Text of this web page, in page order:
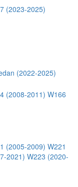
(2023-2025)
(2022-2025)
(2008-2011) W166
(2005-2009) W221
2021) W223 (2020-